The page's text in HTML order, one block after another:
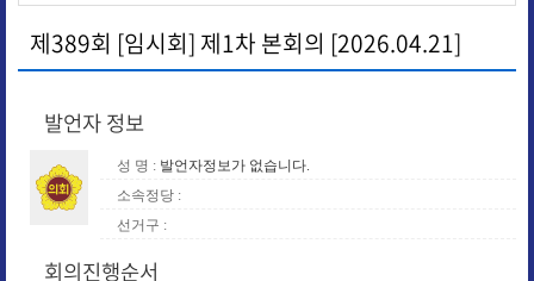
제389회 [임시회] 제1차 본회의 [2026.04.21]
발언자 정보
성 명 : 발언자정보가 없습니다.
소속정당 :
선거구 :
회의진행순서